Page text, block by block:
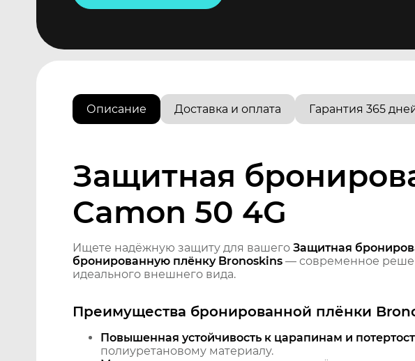
Описание Доставка и оплата Гарантия 365
Защитная
Camon 50 4G
Ищете надёжную защиту для вашего Защитная
бронированную плёнку Bronoskins — современное
идеального внешнего вида.
Преимущества бронированной плёнки
Повышенная устойчивость к царапинам и
полиуретановому материалу.